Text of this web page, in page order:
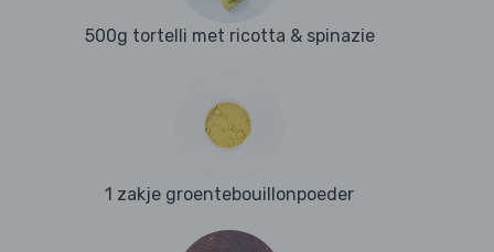
500g tortelli met ricotta & spinazie
1 zakje groentebouillonpoeder